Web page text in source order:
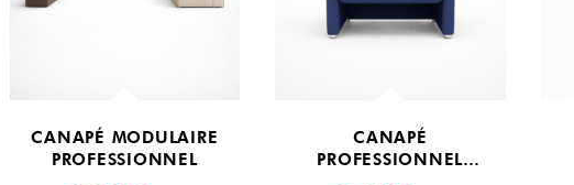
CANAPÉ MODULAIRE
PROFESSIONNEL
CANAPÉ
PROFESSIONNEL